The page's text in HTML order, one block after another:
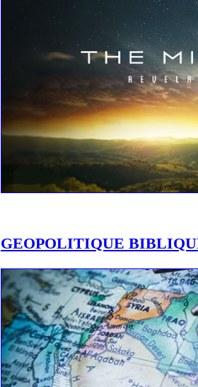
GEOPOLITIQUE